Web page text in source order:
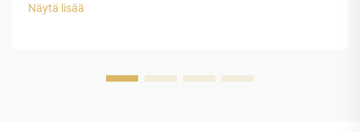
erinomainen suojauskyky luksuskellojen tappeihin...
Näytä lisää